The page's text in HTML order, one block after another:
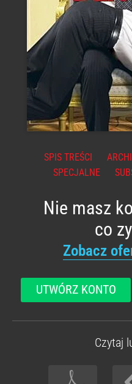
SPIS TREŚCI
SPECJALNE
Nie masz
co
Zobacz
UTWÓRZ KONTO
Czytaj